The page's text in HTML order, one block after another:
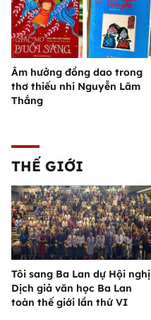
Âm hưởng đồng dao trong
thơ thiếu nhi Nguyễn Lãm
Thắng
THẾ GIỚI
Tôi sang Ba Lan dự Hội nghị
Dịch giả văn học Ba Lan
toàn thế giới lần thứ VI